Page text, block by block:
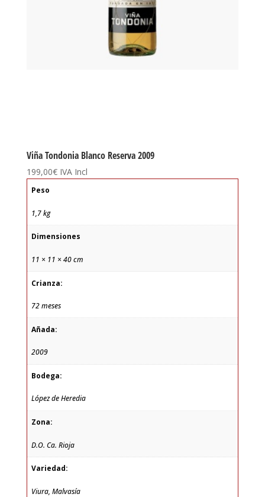
Viña Tondonia Blanco Reserva 2009
199,00€ IVA Incl
Peso
1,7 kg
Dimensiones
11 × 11 × 40 cm
Crianza:
72 meses
Añada:
2009
Bodega:
López de Heredia
Zona:
D.O. Ca. Rioja
Variedad:
Viura, Malvasía